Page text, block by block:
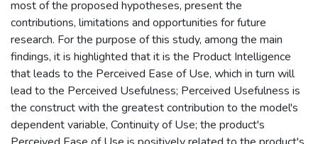
most of the proposed hypotheses, present the
contributions, limitations and opportunities for future
research. For the purpose of this study, among the main
findings, it is highlighted that it is the Product Intelligence
that leads to the Perceived Ease of Use, which in turn will
lead to the Perceived Usefulness; Perceived Usefulness is
the construct with the greatest contribution to the model's
dependent variable, Continuity of Use; the product's